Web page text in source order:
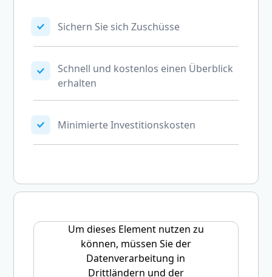
Sichern Sie sich Zuschüsse
Schnell und kostenlos einen Überblick
erhalten
Minimierte Investitionskosten
Um dieses Element nutzen zu
können, müssen Sie der
Datenverarbeitung in
Drittländern und der